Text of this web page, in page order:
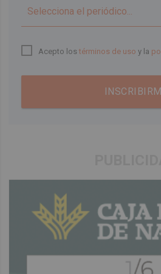
Acepto lostérminos de uso y la